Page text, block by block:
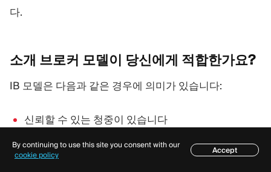
다.
소개 브로커 모델이 당신에게 적합한가요?
IB 모델은 다음과 같은 경우에 의미가 있습니다:
신뢰할 수 있는 청중이 있습니다
당신은 관계와 소통에 능숙합니다
목차
By continuing to use this site you consent with our
cookie policy
Accept